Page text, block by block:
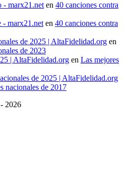
- marx21.neten 40 canciones contra
- marx21.neten 40 canciones contra
de 2025 | AltaFidelidad.org en
de 2023
| AltaFidelidad.org en Las mejores
de 2025 | AltaFidelidad.org
nacionales de 2017
2026